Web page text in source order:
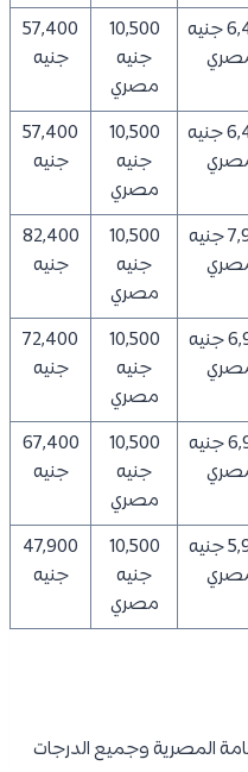
6,400 جنيه
10,500
جنيه
مصري
57,400
جنيه
6,400 جنيه
10,500
جنيه
مصري
57,400
جنيه
7,900 جنيه
10,500
جنيه
مصري
82,400
جنيه
6,900 جنيه
10,500
جنيه
مصري
72,400
جنيه
6,900 جنيه
10,500
جنيه
مصري
67,400
جنيه
5,900 جنيه
10,500
جنيه
مصري
47,900
جنيه
المصرية وجميع الدرجات